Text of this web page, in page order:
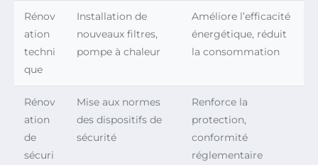
Rénov
ation
techni
que
Installation de
nouveaux filtres,
pompe à chaleur
Améliore l’efficacité
énergétique, réduit
la consommation
Rénov
ation
de
sécuri
Mise aux normes
des dispositifs de
sécurité
Renforce la
protection,
conformité
réglementaire